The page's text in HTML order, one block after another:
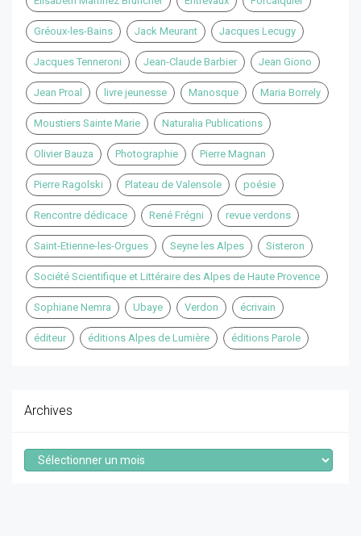
Gréoux-les-Bains Jack Meurant Jacques Lecugy
Jacques Tenneroni Jean-Claude Barbier Jean Giono
Jean Proal livre jeunesse Manosque Maria Borrely
Moustiers Sainte Marie Naturalia Publications
Olivier Bauza Photographie Pierre Magnan
Pierre Ragolski Plateau de Valensole poésie
Rencontre dédicace René Frégni revue verdons
Saint-Etienne-les-Orgues Seyne les Alpes Sisteron
Société Scientifique et Littéraire des Alpes de Haute Provence
Sophiane Nemra Ubaye Verdon écrivain
éditeur éditions Alpes de Lumière éditions Parole
Archives
Archives